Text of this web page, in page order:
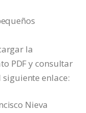
la
PDF y consultar
enlace:
Nieva